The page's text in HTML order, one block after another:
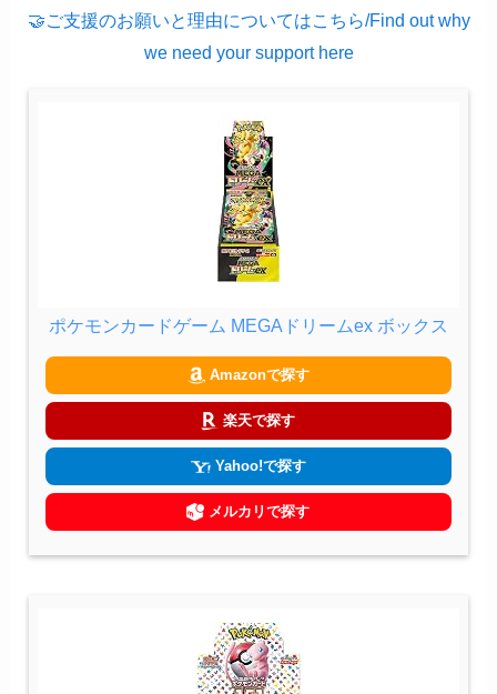
🤝ご支援のお願いと理由についてはこちら/Find out why
we need your support here
ポケモンカードゲーム MEGAドリームex ボックス
Amazonで探す
楽天で探す
Yahoo!で探す
メルカリで探す